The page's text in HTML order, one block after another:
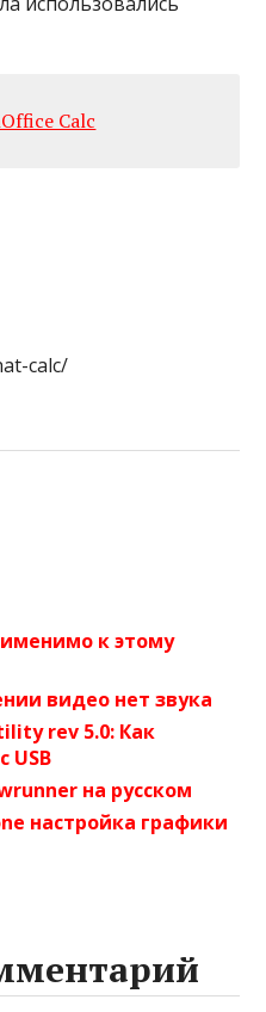
Calc
calc/
к этому
видео нет звука
rev 5.0: Как
USB
на русском
настройка графики